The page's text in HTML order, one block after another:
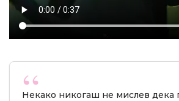
Некако никогаш не мислев дека